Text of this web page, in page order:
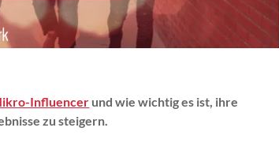
Influencer und wie wichtig es ist, ihre
zu steigern.